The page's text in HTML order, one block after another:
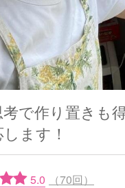
で作り置きも
ます！
5.0 （70回）